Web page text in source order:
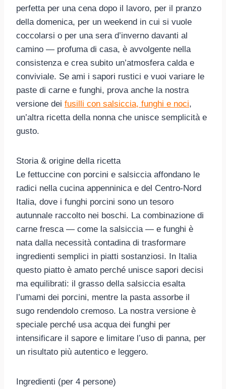
perfetta per una cena dopo il lavoro, per il pranzo
della domenica, per un weekend in cui si vuole
coccolarsi o per una sera d’inverno davanti al
camino — profuma di casa, è avvolgente nella
consistenza e crea subito un’atmosfera calda e
conviviale. Se ami i sapori rustici e vuoi variare le
paste di carne e funghi, prova anche la nostra
versione dei fusilli con salsiccia, funghi e noci,
un’altra ricetta della nonna che unisce semplicità e
gusto.
Storia & origine della ricetta
Le fettuccine con porcini e salsiccia affondano le
radici nella cucina appenninica e del Centro-Nord
Italia, dove i funghi porcini sono un tesoro
autunnale raccolto nei boschi. La combinazione di
carne fresca — come la salsiccia — e funghi è
nata dalla necessità contadina di trasformare
ingredienti semplici in piatti sostanziosi. In Italia
questo piatto è amato perché unisce sapori decisi
ma equilibrati: il grasso della salsiccia esalta
l’umami dei porcini, mentre la pasta assorbe il
sugo rendendolo cremoso. La nostra versione è
speciale perché usa acqua dei funghi per
intensificare il sapore e limitare l’uso di panna, per
un risultato più autentico e leggero.
Ingredienti (per 4 persone)